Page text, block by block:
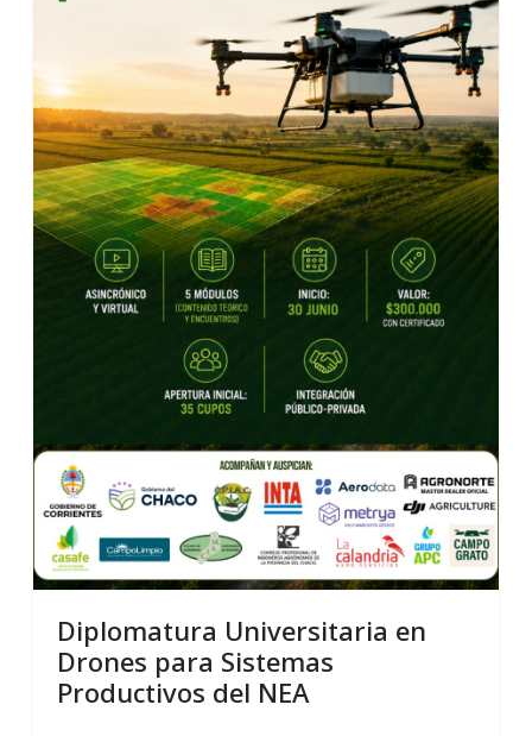
Diplomatura Universitaria en
Drones para Sistemas
Productivos del NEA